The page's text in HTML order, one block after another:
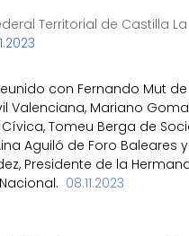
Territorial de Castilla La
con Fernando Mut de
Valenciana, Mariano
Tomeu Berga de
Aguiló de Foro Baleares
Presidente de la
08.11.2023